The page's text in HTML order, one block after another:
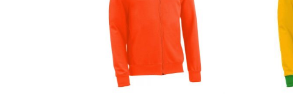
auf
der
Produktseite
gewählt
werden